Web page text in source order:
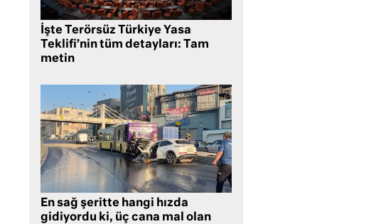
İşte Terörsüz Türkiye Yasa
Teklifi’nin tüm detayları: Tam
metin
En sağ şeritte hangi hızda
gidiyordu ki, üç cana mal olan